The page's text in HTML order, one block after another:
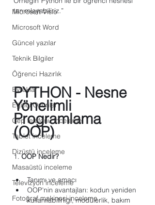
Microsoft Visio
Microsoft Word
Güncel yazılar
Teknik Bilgiler
Öğrenci Hazırlık
Evraklar
Eğitici Oyunlar
Cep telefonu inceleme
Tablet inceleme
Dizüstü inceleme
Masaüstü inceleme
Televizyon inceleme
Fotoğraf makinesi inceleme
tanımlayabiliriz.”
PYTHON - Nesne
Yönelimli
Programlama
(OOP)
1. OOP Nedir?
Tanımı ve amacı
OOP'nin avantajları: kodun yeniden
kullanılabilirliği, modülerlik, bakım